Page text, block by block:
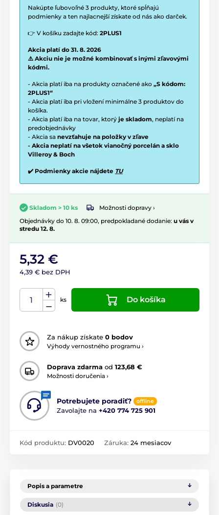
Nakúpte ľubovoľné 3 produkty, ktoré spĺňajú
podmienky a ten najlacnejší získate od nás ako darček.
👉 V košíku zadajte kód: 2PLUS1
Akcia platí do 31. 8. 2026
⚠️ Akciu nie je možné kombinovať s inými zľavovými
kódmi.
- Akcia platí iba na produkty označené ako „S kódom:
2PLUS1“
- Akcia platí iba pri vložení minimálne 3 produktov do
košíka.
- Akcia platí iba na tovar, ktorý je skladom, neplatí na
predobjednávky
- Akcia sa nevzťahuje na položky v zľave
- Akcia neplatí na všetok vianočný porcelán a sklo
Villeroy & Boch
✔️ Podmienky akcie nájdete TU
Skladom > 10 ks
Možnosti dopravy ›
Objednávky do 10. 8. 09:00, predpokladané dodanie: u vás v
stredu 12. 8.
5,32 €
4,39 € bez DPH
ks Do košíka
Za nákup získate 0 bodov
Výhody vernostného programu ›
Doprava zdarma od 123,68 €
Možnosti doručenia ›
Potrebujete poradiť? offline
Zavolajte na +420 774 725 901
Kód produktu: DV0020 Záruka: 24 mesiacov
Popis a parametre
Diskusia (0)